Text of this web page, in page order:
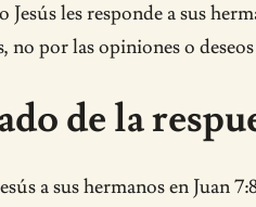
Jesús les responde a sus
no por las opiniones o deseos
de la
a sus hermanos en